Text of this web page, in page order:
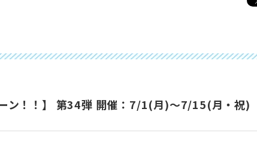
ン！！】 第34弾 開催：7/1(月)～7/15(月・祝)